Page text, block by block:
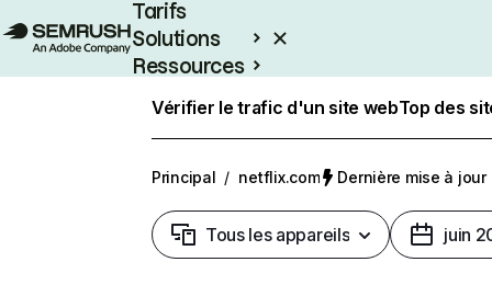
Tarifs
Solutions
Ressources
Vérifier le trafic d'un site webTop des
Principal / netflix.com Dernière mise à jour
Tous les appareils juin